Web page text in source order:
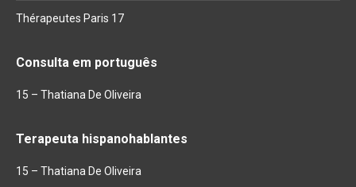
Thérapeutes Paris 17
Consulta em português
15 – Thatiana De Oliveira
Terapeuta hispanohablantes
15 – Thatiana De Oliveira